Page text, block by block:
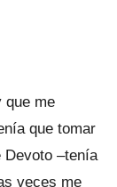
que me
que tomar
Devoto –tenía
veces me